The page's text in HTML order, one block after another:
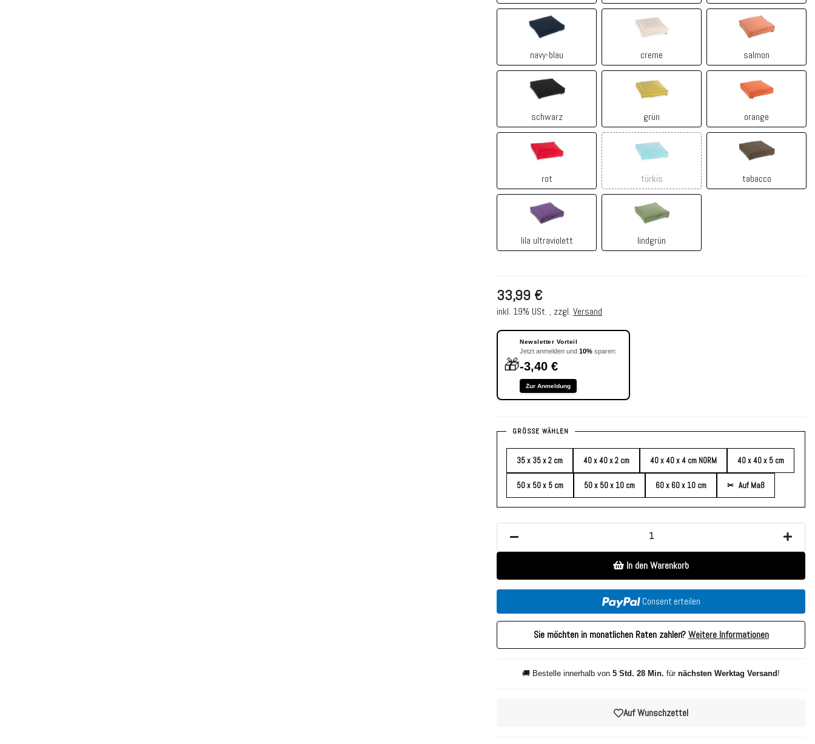
navy-blau
navy-blau
creme
creme
salmon
salmon
schwarz
schwarz
grün
grün
orange
orange
rot
rot
türkis
türkis
tabacco
tabacco
lila ultraviolett
lila ultraviolett
lindgrün
lindgrün
33,99 €
inkl. 19% USt. , zzgl.Versand
🎁
Newsletter Vorteil
Jetzt anmelden und10% sparen:
-3,40 €
Zur Anmeldung
Auf Wunschzettel
GRÖSSE WÄHLEN
35 x 35 x 2 cm 40 x 40 x 2 cm 40 x 40 x 4 cm NORM 40 x 40 x 5 cm
50 x 50 x 5 cm 50 x 50 x 10 cm 60 x 60 x 10 cm ✂ Auf Maß
In den Warenkorb
Consent erteilen
Sie möchten in monatlichen Raten zahlen?Weitere Informationen
🚚 Bestelle innerhalb von5 Std. 28 Min. fürnächsten Werktag Versand !